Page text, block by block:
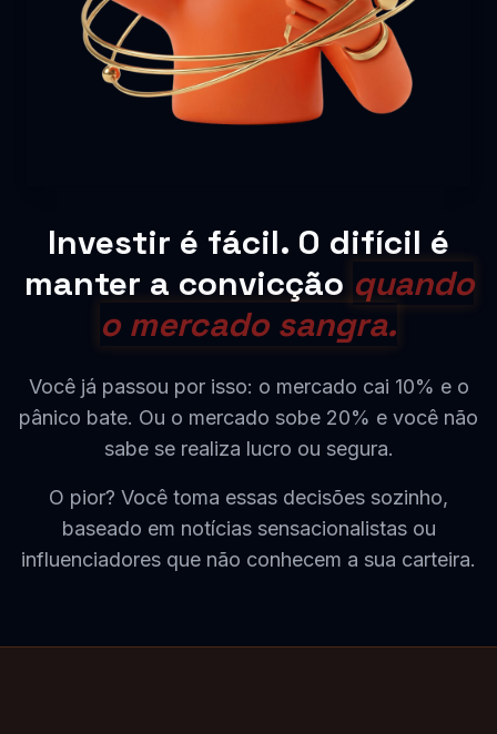
Investir é fácil. O difícil é
manter a convicção quando
o mercado sangra.
Você já passou por isso: o mercado cai 10% e o
pânico bate. Ou o mercado sobe 20% e você não
sabe se realiza lucro ou segura.
O pior? Você toma essas decisões sozinho,
baseado em notícias sensacionalistas ou
influenciadores que não conhecem a sua carteira.